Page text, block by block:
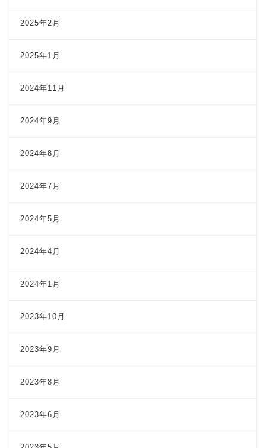
2025年2月
2025年1月
2024年11月
2024年9月
2024年8月
2024年7月
2024年5月
2024年4月
2024年1月
2023年10月
2023年9月
2023年8月
2023年6月